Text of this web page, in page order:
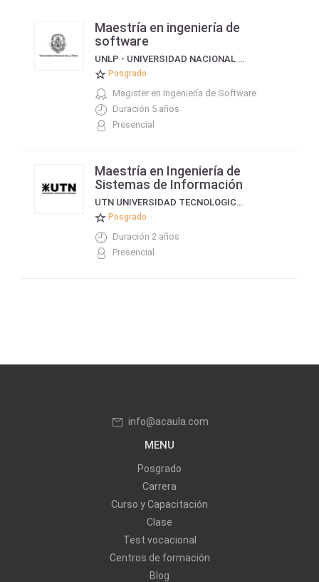
Maestría en ingeniería de
software
UNLP - UNIVERSIDAD NACIONAL DE LA PLATA
Posgrado
Magister en Ingeniería de Software
Duración 5 años
Presencial
Maestría en Ingeniería de
Sistemas de Información
UTN UNIVERSIDAD TECNOLÓGICA NACIONAL
Posgrado
Duración 2 años
Presencial
info@acaula.com
MENU
Posgrado
Carrera
Curso y Capacitación
Clase
Test vocacional
Centros de formación
Blog